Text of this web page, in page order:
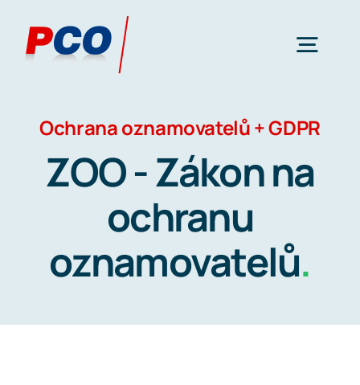
Categories
Ochrana oznamovatelů + GDPR
ZOO - Zákon na
ochranu
oznamovatelů.